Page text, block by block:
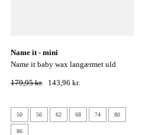
name it - mini
name it baby wax langærmet uld
179,95 kr. 143,96 kr.
50 56 62 68 74 80
86